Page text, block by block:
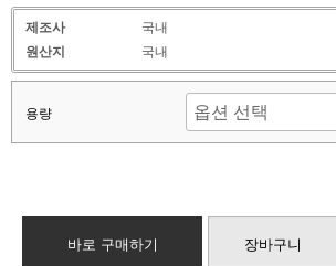
제조사
국내
원산지
국내
용량
바로 구매하기 장바구니